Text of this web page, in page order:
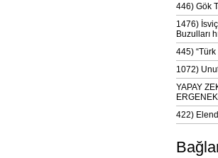
446) Gök
1476)
Buzulları
445)
1072)
YAPAY
422)